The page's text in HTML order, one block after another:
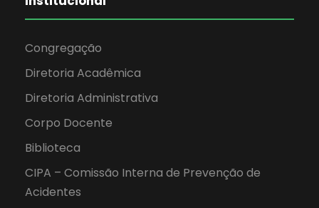
Congregação
Diretoria Acadêmica
Diretoria Administrativa
Corpo Docente
Biblioteca
CIPA – Comissão Interna de Prevenção de
Acidentes